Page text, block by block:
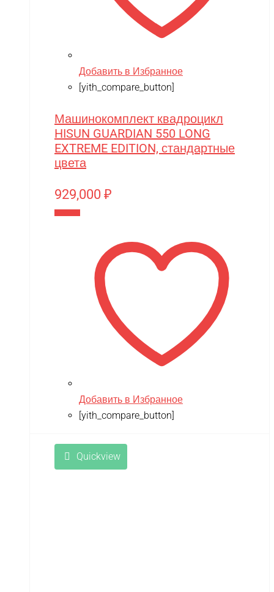
Добавить в Избранное
[yith_compare_button]
Машинокомплект квадроцикл
HISUN GUARDIAN 550 LONG
EXTREME EDITION, стандартные
цвета
929,000 ₽
Добавить в Избранное
[yith_compare_button]
Quickview